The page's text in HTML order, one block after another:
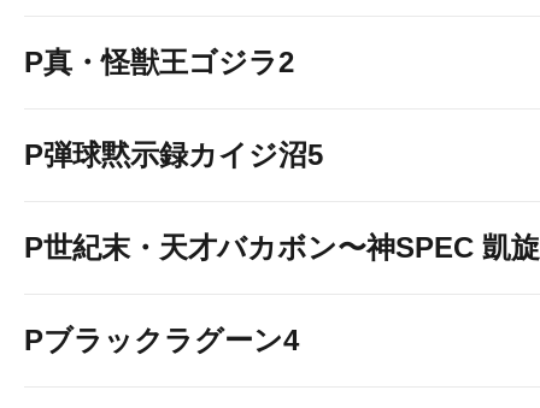
P真・怪獣王ゴジラ2
P弾球黙示録カイジ沼5
P世紀末・天才バカボン〜神SPEC 凱
Pブラックラグーン4